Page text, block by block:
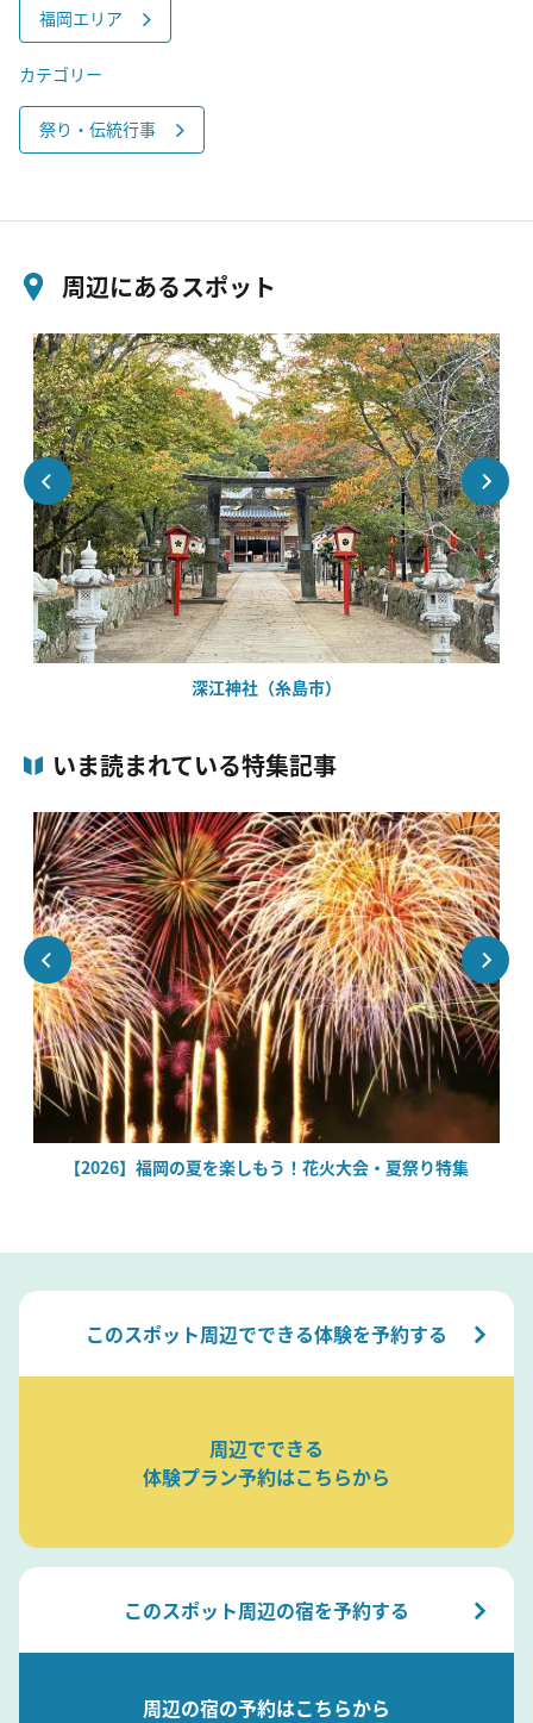
福岡エリア
カテゴリー
祭り・伝統行事
周辺にあるスポット
深江神社（糸島市）
いま読まれている特集記事
【2026】福岡の夏を楽しもう！花火大会・夏祭り特集
このスポット周辺でできる体験を予約する
周辺でできる
体験プラン予約はこちらから
このスポット周辺の宿を予約する
周辺の宿の予約はこちらから